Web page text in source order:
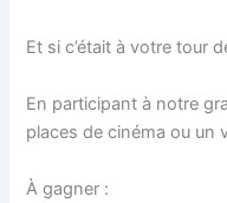
Et si c’était à votre tour
En participant à notre
places de cinéma ou un
À gagner :